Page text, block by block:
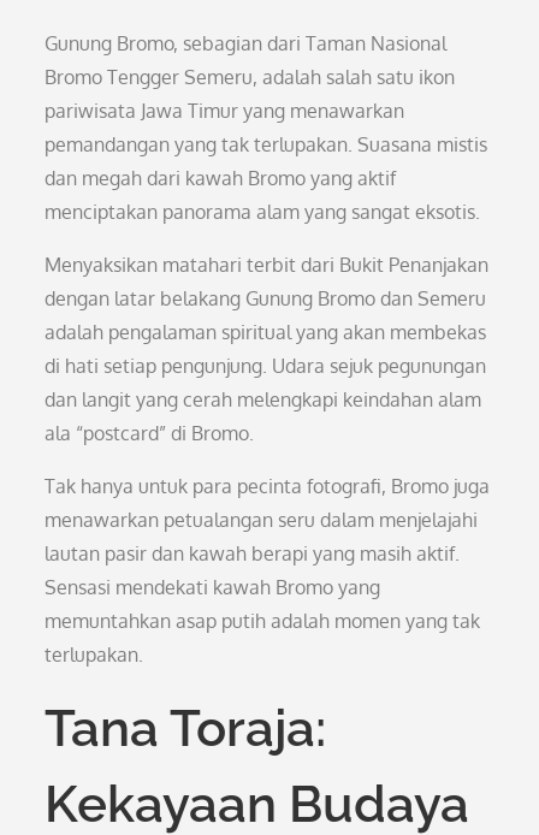
Gunung Bromo, sebagian dari Taman Nasional
Bromo Tengger Semeru, adalah salah satu ikon
pariwisata Jawa Timur yang menawarkan
pemandangan yang tak terlupakan. Suasana mistis
dan megah dari kawah Bromo yang aktif
menciptakan panorama alam yang sangat eksotis.
Menyaksikan matahari terbit dari Bukit Penanjakan
dengan latar belakang Gunung Bromo dan Semeru
adalah pengalaman spiritual yang akan membekas
di hati setiap pengunjung. Udara sejuk pegunungan
dan langit yang cerah melengkapi keindahan alam
ala “postcard” di Bromo.
Tak hanya untuk para pecinta fotografi, Bromo juga
menawarkan petualangan seru dalam menjelajahi
lautan pasir dan kawah berapi yang masih aktif.
Sensasi mendekati kawah Bromo yang
memuntahkan asap putih adalah momen yang tak
terlupakan.
Tana Toraja:
Kekayaan Budaya